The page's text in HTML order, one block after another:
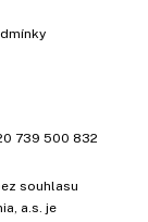
739 500 832
souhlasu
a.s. je